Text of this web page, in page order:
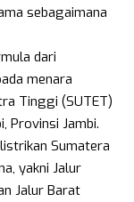
sebagaimana
dari
menara
Tinggi (SUTET)
Provinsi Jambi.
Sumatera
yakni Jalur
Jalur Barat